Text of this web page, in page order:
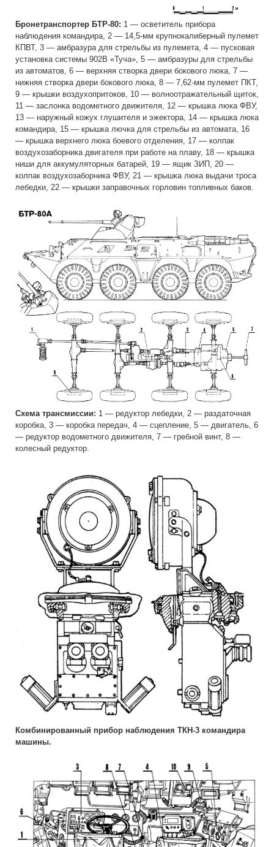
Бронетранспортер БТР-80: 1 — осветитель прибора
наблюдения командира, 2 — 14,5-мм крупнокалиберный пулемет
КПВТ, 3 — амбразура для стрельбы из пулемета, 4 — пусковая
установка системы 902В «Туча», 5 — амбразуры для стрельбы
из автоматов, 6 — верхняя створка двери бокового люка, 7 —
нижняя створка двери бокового люка, 8 — 7,62-мм пулемет ПКТ,
9 — крышки воздухопритоков, 10 — волноотражательный щиток,
11 — заслонка водометного движителя, 12 — крышка люка ФВУ,
13 — наружный кожух глушителя и эжектора, 14 — крышка люка
командира, 15 — крышка лючка для стрельбы из автомата, 16
— крышка верхнего люка боевого отделения, 17 — колпак
воздухозаборника двигателя при работе на плаву, 18 — крышка
ниши для аккумуляторных батарей, 19 — ящик ЗИП, 20 —
колпак воздухозаборника ФВУ, 21 — крышка люка выдачи троса
лебедки, 22 — крышки заправочных горловин топливных баков.
Схема трансмиссии: 1 — редуктор лебедки, 2 — раздаточная
коробка, 3 — коробка передач, 4 — сцепление, 5 — двигатель, 6
— редуктор водометного движителя, 7 — гребной винт, 8 —
колесный редуктор.
Комбинированный прибор наблюдения ТКН-3 командира
машины.